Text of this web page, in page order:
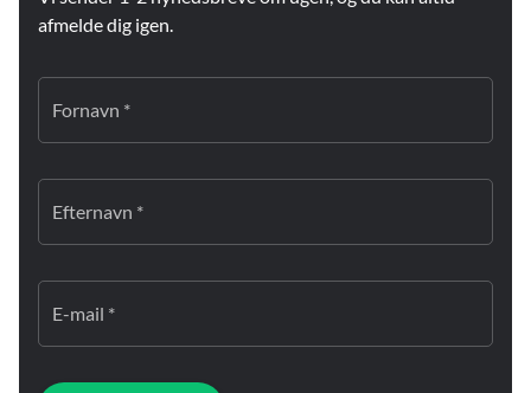
afmelde dig igen.
Fornavn *
Efternavn *
E-mail *